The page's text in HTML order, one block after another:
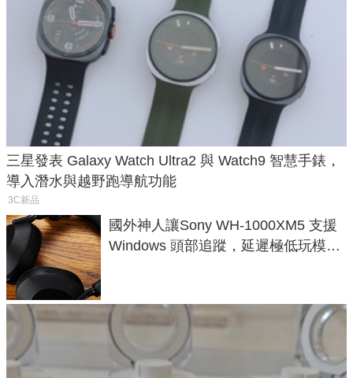
三星發表 Galaxy Watch Ultra2 與 Watch9 智慧手錶，
導入潛水與越野跑導航功能
3C新品
國外神人讓Sony WH-1000XM5 支援
Windows 頭部追蹤，延遲極低玩模擬